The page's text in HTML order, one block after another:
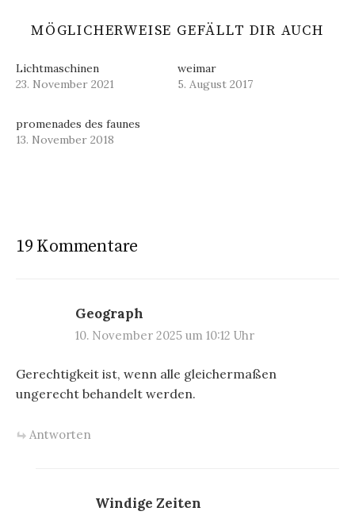
MÖGLICHERWEISE GEFÄLLT DIR AUCH
Lichtmaschinen
23. November 2021
weimar
5. August 2017
promenades des faunes
13. November 2018
19 Kommentare
Geograph
10. November 2025 um 10:12 Uhr
Gerechtigkeit ist, wenn alle gleichermaßen
ungerecht behandelt werden.
Antworten
Windige Zeiten